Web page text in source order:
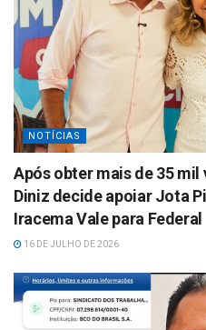
NOTÍCIAS
Após obter mais de 35 mil
Diniz decide apoiar Jota
Iracema Vale para Federal
16 DE JULHO DE 2026